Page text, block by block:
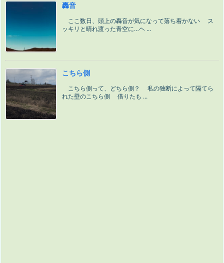
轟音
ここ数日、頭上の轟音が気になって落ち着かない ス
ッキリと晴れ渡った青空に…ヘ ...
こちら側
こちら側って、どちら側？ 私の独断によって隔てら
れた壁のこちら側 借りたも ...